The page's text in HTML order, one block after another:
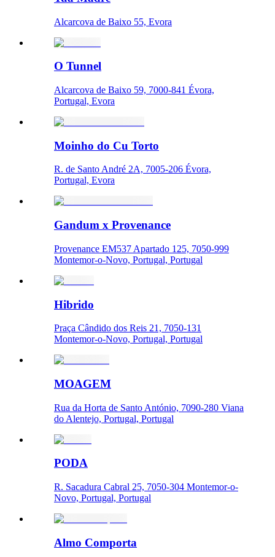
Alcarcova de Baixo 55, Evora
O Tunnel
Alcarcova de Baixo 59, 7000-841 Évora,
Portugal, Evora
Moinho do Cu Torto
R. de Santo André 2A, 7005-206 Évora,
Portugal, Evora
Gandum x Provenance
Provenance EM537 Apartado 125, 7050-999
Montemor-o-Novo, Portugal, Portugal
Hibrido
Praça Cândido dos Reis 21, 7050-131
Montemor-o-Novo, Portugal, Portugal
MOAGEM
Rua da Horta de Santo António, 7090-280 Viana
do Alentejo, Portugal, Portugal
PODA
R. Sacadura Cabral 25, 7050-304 Montemor-o-
Novo, Portugal, Portugal
Almo Comporta